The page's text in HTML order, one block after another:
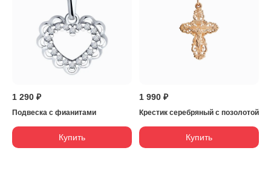
1 290 ₽
Подвеска с фианитами
Купить
1 990 ₽
Крестик серебряный с позолотой
Купить